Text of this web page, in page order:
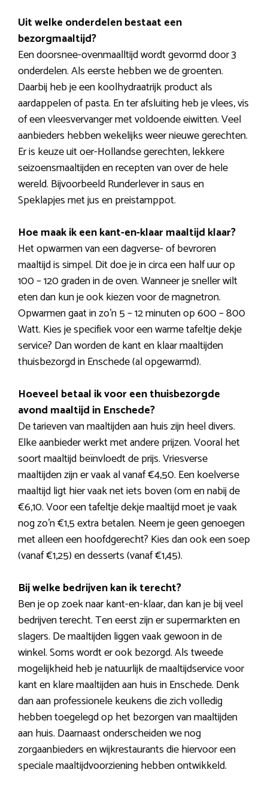
Uit welke onderdelen bestaat een
bezorgmaaltijd?
Een doorsnee-ovenmaalltijd wordt gevormd door 3
onderdelen. Als eerste hebben we de groenten.
Daarbij heb je een koolhydraatrijk product als
aardappelen of pasta. En ter afsluiting heb je vlees, vis
of een vleesvervanger met voldoende eiwitten. Veel
aanbieders hebben wekelijks weer nieuwe gerechten.
Er is keuze uit oer-Hollandse gerechten, lekkere
seizoensmaaltijden en recepten van over de hele
wereld. Bijvoorbeeld Runderlever in saus en
Speklapjes met jus en preistamppot.
Hoe maak ik een kant-en-klaar maaltijd klaar?
Het opwarmen van een dagverse- of bevroren
maaltijd is simpel. Dit doe je in circa een half uur op
100 – 120 graden in de oven. Wanneer je sneller wilt
eten dan kun je ook kiezen voor de magnetron.
Opwarmen gaat in zo’n 5 – 12 minuten op 600 – 800
Watt. Kies je specifiek voor een warme tafeltje dekje
service? Dan worden de kant en klaar maaltijden
thuisbezorgd in Enschede (al opgewarmd).
Hoeveel betaal ik voor een thuisbezorgde
avond maaltijd in Enschede?
De tarieven van maaltijden aan huis zijn heel divers.
Elke aanbieder werkt met andere prijzen. Vooral het
soort maaltijd beïnvloedt de prijs. Vriesverse
maaltijden zijn er vaak al vanaf €4,50. Een koelverse
maaltijd ligt hier vaak net iets boven (om en nabij de
€6,10. Voor een tafeltje dekje maaltijd moet je vaak
nog zo’n €1,5 extra betalen. Neem je geen genoegen
met alleen een hoofdgerecht? Kies dan ook een soep
(vanaf €1,25) en desserts (vanaf €1,45).
Bij welke bedrijven kan ik terecht?
Ben je op zoek naar kant-en-klaar, dan kan je bij veel
bedrijven terecht. Ten eerst zijn er supermarkten en
slagers. De maaltijden liggen vaak gewoon in de
winkel. Soms wordt er ook bezorgd. Als tweede
mogelijkheid heb je natuurlijk de maaltijdservice voor
kant en klare maaltijden aan huis in Enschede. Denk
dan aan professionele keukens die zich volledig
hebben toegelegd op het bezorgen van maaltijden
aan huis. Daarnaast onderscheiden we nog
zorgaanbieders en wijkrestaurants die hiervoor een
speciale maaltijdvoorziening hebben ontwikkeld.